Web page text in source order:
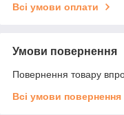
Всі умови оплати
Умови повернення
Повернення товару
Всі умови повернення